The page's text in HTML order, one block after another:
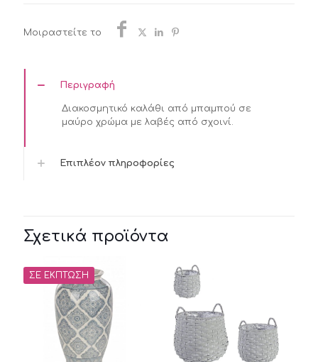
Μοιραστείτε το
Περιγραφή
Διακοσμητικό καλάθι από μπαμπού σε
μαύρο χρώμα με λαβές από σχοινί.
Επιπλέον πληροφορίες
Σχετικά προϊόντα
ΣΕ ΈΚΠΤΩΣΗ